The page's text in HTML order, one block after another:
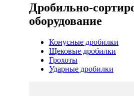
Дробильно-
оборудование
Конусные дробилки
Щековые дробилки
Грохоты
Ударные дробилки